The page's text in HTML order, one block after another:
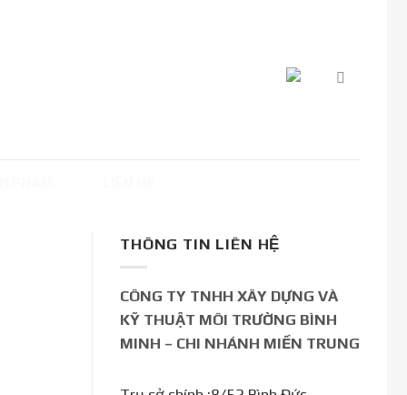
THÔNG TIN LIÊN HỆ
CÔNG TY TNHH XÂY DỰNG VÀ
KỸ THUẬT MÔI TRƯỜNG BÌNH
MINH – CHI NHÁNH MIỀN TRUNG